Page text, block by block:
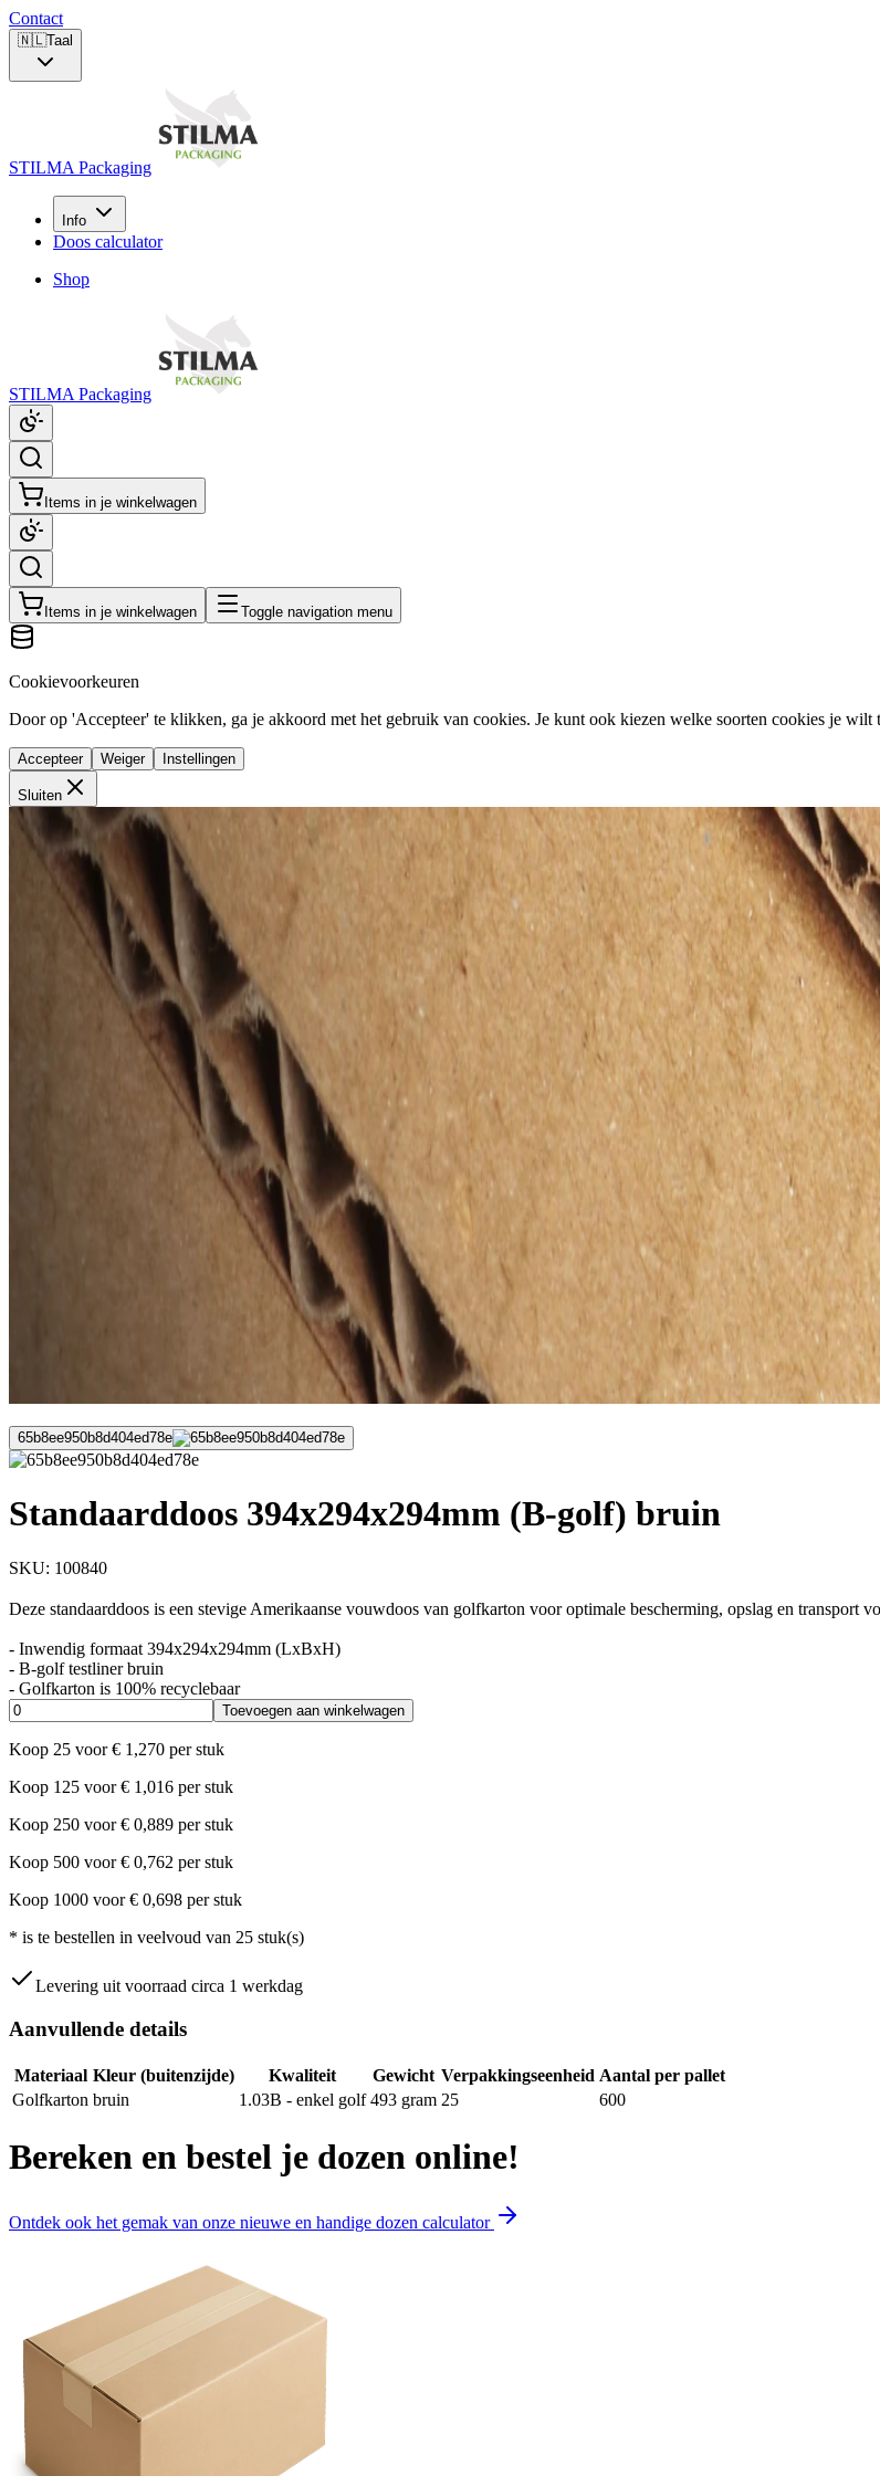
Contact
🇳🇱Taal
STILMA Packaging
Info
Doos calculator
Shop
STILMA Packaging
Items in je winkelwagen
Items in je winkelwagen Toggle navigation menu
Cookievoorkeuren
Door op 'Accepteer' te klikken, ga je akkoord met het gebruik van cookies. Je kunt ook kiezen welke soorten cookies je
Accepteer Weiger Instellingen
Sluiten
65b8ee950b8d404ed78e
Standaarddoos 394x294x294mm (B-golf) bruin
SKU: 100840
Deze standaarddoos is een stevige Amerikaanse vouwdoos van golfkarton voor optimale bescherming, opslag en transport
- Inwendig formaat 394x294x294mm (LxBxH)
- B-golf testliner bruin
- Golfkarton is 100% recyclebaar
Toevoegen aan winkelwagen
Koop 25 voor € 1,270 per stuk
Koop 125 voor € 1,016 per stuk
Koop 250 voor € 0,889 per stuk
Koop 500 voor € 0,762 per stuk
Koop 1000 voor € 0,698 per stuk
* is te bestellen in veelvoud van 25 stuk(s)
Levering uit voorraad circa 1 werkdag
Aanvullende details
Materiaal Kleur (buitenzijde) Kwaliteit Gewicht Verpakkingseenheid Aantal per pallet
Golfkarton bruin 1.03B - enkel golf 493 gram 25 600
Bereken en bestel je dozen online!
Ontdek ook het gemak van onze nieuwe en handige dozen calculator